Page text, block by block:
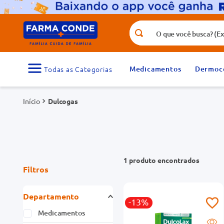
O que você busca? (Ex.: vitamina,
Medicamentos
Dulcogas
Filtros
Departamento
Medicamentos
1 produto
-13%
Termos mais buscados
1
medicamento